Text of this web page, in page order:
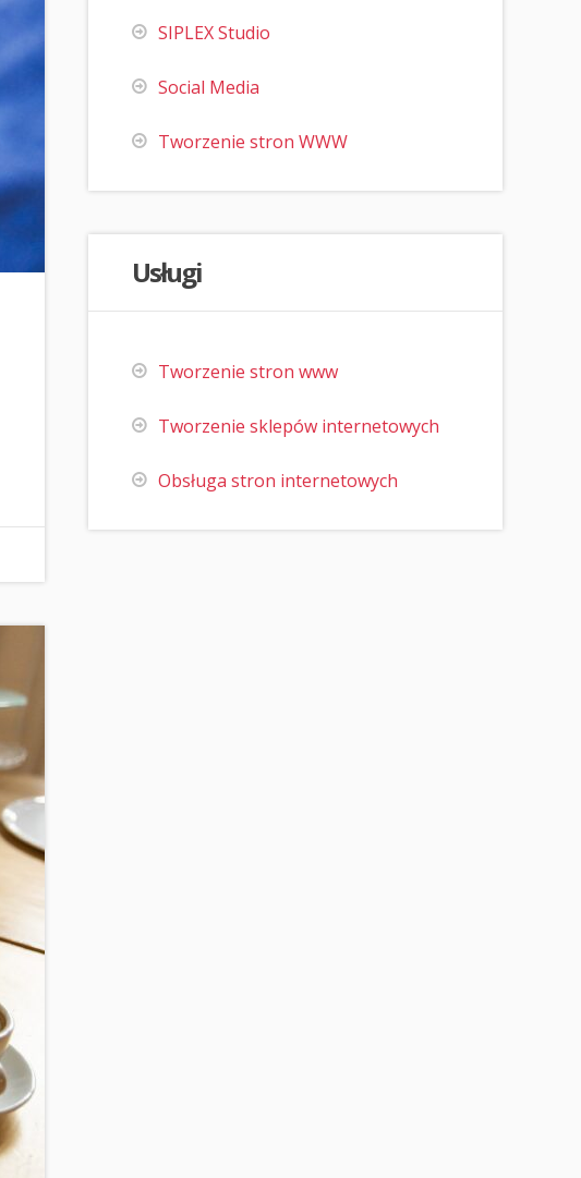
SIPLEX Studio
Social Media
Tworzenie stron WWW
Usługi
Tworzenie stron www
Tworzenie sklepów internetowych
Obsługa stron internetowych